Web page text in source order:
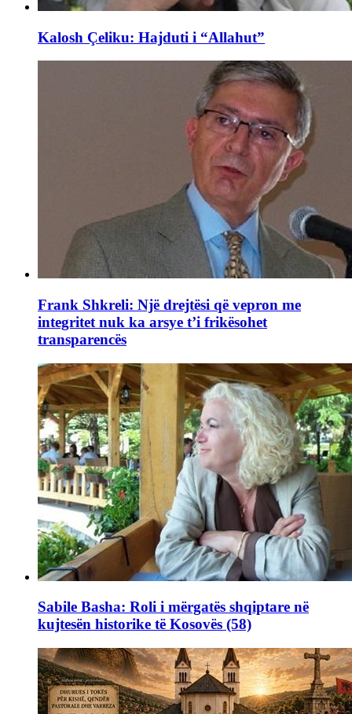
Kalosh Çeliku: Hajduti i “Allahut”
Frank Shkreli: Një drejtësi që vepron me
integritet nuk ka arsye t’i frikësohet
transparencës
Sabile Basha: Roli i mërgatës shqiptare në
kujtesën historike të Kosovës (58)